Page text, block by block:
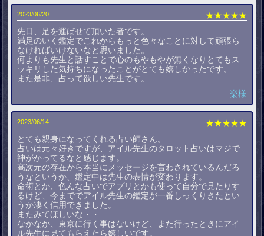
2023/06/20
★★★★★
先日、足を運ばせて頂いた者です。
満足のいく鑑定でこれからもっと色々なことに対して頑張ら
なければいけないなと思いました。
何よりも先生と話すことで心のもやもやが無くなりとてもス
ッキリした気持ちになったことがとても嬉しかったです。
また是非、占って欲しい先生です。
楽様
2023/06/14
★★★★★
とても親身になってくれる占い師さん。
占いは元々好きですが、アイル先生のタロット占いはマジで
神がかってるなと感じます。
高次元の存在から本当にメッセージを言わされているんだろ
うなというか、鑑定中は先生の表情が変わります。
命術とか、色んな占いでアプリとかも使って自分で見たりす
るけど、今まででアイル先生の鑑定が一番しっくりきたとい
うか凄く信用できました。
またみてほしいな・・
なかなか、東京に行く事はないけど、また行ったときにアイ
ル先生に見てもらえたら嬉しいです。